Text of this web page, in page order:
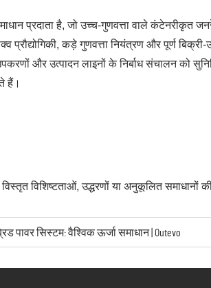
प्रदाता है, जो उच्च-गुणवत्ता वाले
प्रौद्योगिकी, कड़े गुणवत्ता नियंत्रण और पूर्ण
और उत्पादन लाइनों के निर्बाध संचालन को
हैं।
विशिष्टताओं, उद्धरणों या अनुकूलित समाधानों
पावर सिस्टम: वैश्विक ऊर्जा समाधान | Outevo